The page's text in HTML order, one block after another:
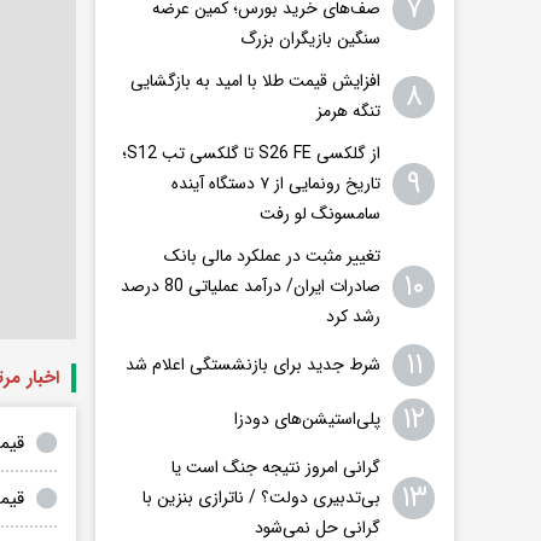
اخبار
قیمت دلار و
قیمت
صف‌های خرید بورس؛ کمین عرضه
سنگین بازیگران بزرگ
۸
افزایش قیمت طلا با امید به بازگشایی
تنگه هرمز
۹
از گلکسی S26 FE تا گلکسی تب S12؛
تاریخ رونمایی از ۷ دستگاه آینده
سامسونگ لو رفت
۱۰
تغییر مثبت در عملکرد مالی بانک
صادرات ایران/ درآمد عملیاتی 80 درصد
رشد کرد
۱۱ شرط جدید برای بازنشستگی اعلام شد
۱۲ پلی‌استیشن‌های دودزا
۱۳
گرانی امروز نتیجه جنگ است یا
بی‌تدبیری دولت؟ / ناترازی بنزین با
گرانی حل نمی‌شود